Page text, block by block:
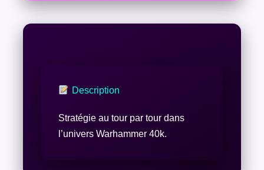
Description
Stratégie au tour par tour dans
l’univers Warhammer 40k.